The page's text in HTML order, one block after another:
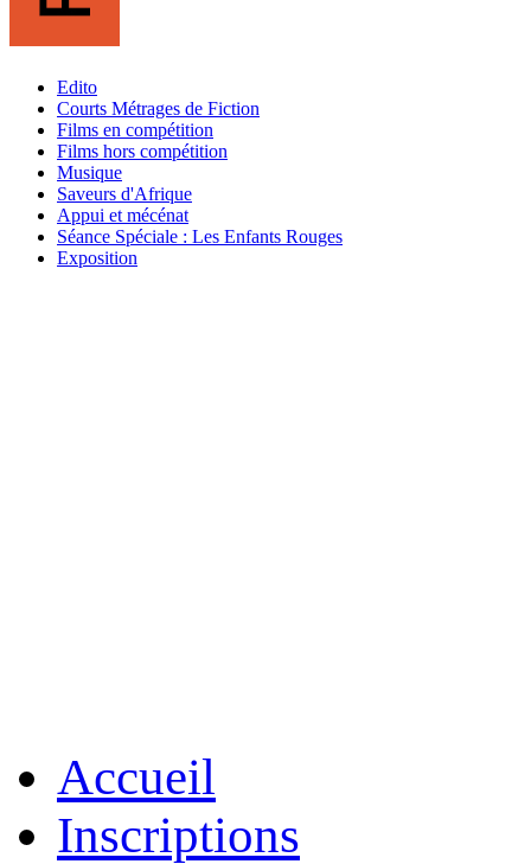
Edito
Courts Métrages de Fiction
Films en compétition
Films hors compétition
Musique
Saveurs d'Afrique
Appui et mécénat
Séance Spéciale : Les Enfants Rouges
Exposition
Accueil
Inscriptions